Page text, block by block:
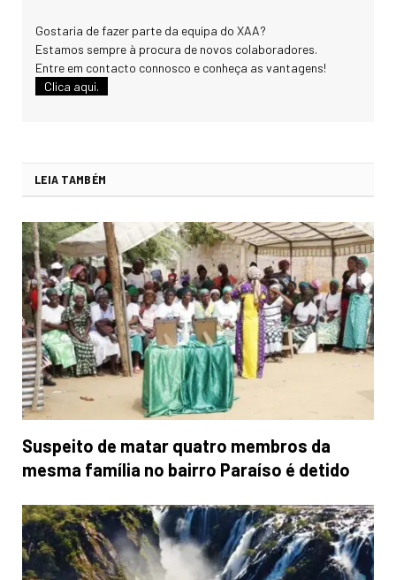
Gostaria de fazer parte da equipa do XAA?
Estamos sempre à procura de novos colaboradores.
Entre em contacto connosco e conheça as vantagens!
Clica aqui.
LEIA TAMBÉM
Suspeito de matar quatro membros da
mesma família no bairro Paraíso é detido